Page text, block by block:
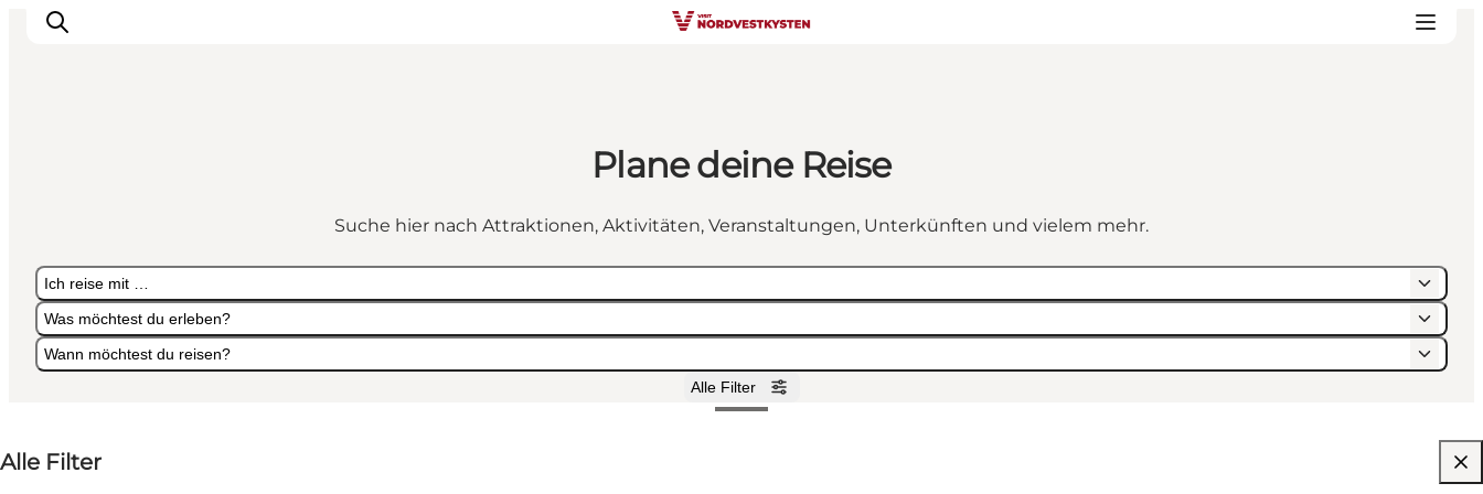
Unterkunft
Mach deine Urlaubsplanung
Plane deine Reise
Suche hier nach Attraktionen, Aktivitäten, Veranstaltungen, Unterkünften und vielem mehr.
Ich reise mit …
Was möchtest du erleben?
Wann möchtest du reisen?
Alle Filter
Ich reise mit …
Was möchtest du erleben?
Wann möchtest du reisen?
Alle Filter